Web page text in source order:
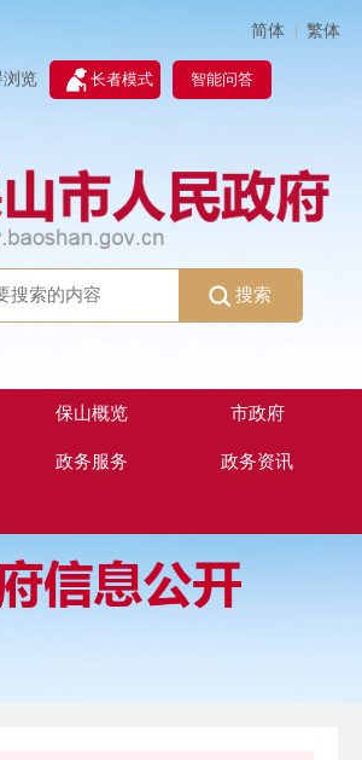
简体 | 繁体
浏览 长者模式 智能问答
搜索
保山概览 市政府
政务服务 政务资讯